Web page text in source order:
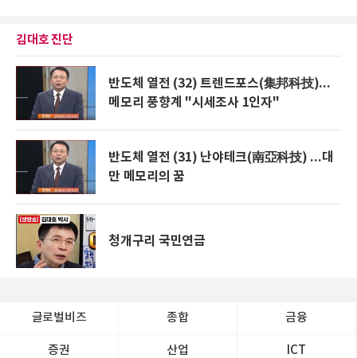
김대호 진단
반도체 열전 (32) 트렌드포스(集邦科技)...
메모리 풍향계 "시세조사 1인자"
반도체 열전 (31) 난야테크(南亞科技) ...대
만 메모리의 꿈
청개구리 국민연금
글로벌비즈 종합 금융
증권 산업 ICT